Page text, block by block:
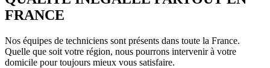
FRANCE
Nos équipes de techniciens sont présents dans toute la France.
Quelle que soit votre région, nous pourrons intervenir à votre
domicile pour toujours mieux vous satisfaire.